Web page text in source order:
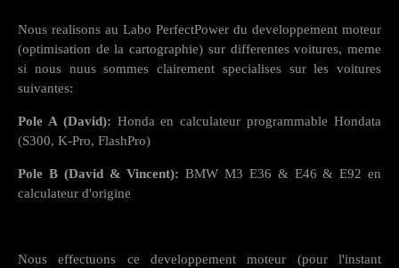
Nous realisons au Labo PerfectPower du developpement moteur
(optimisation de la cartographie) sur differentes voitures, meme
si nous nuus sommes clairement specialises sur les voitures
suivantes:
Pole A (David): Honda en calculateur programmable Hondata
(S300, K-Pro, FlashPro)
Pole B (David & Vincent): BMW M3 E36 & E46 & E92 en
calculateur d'origine
Nous effectuons ce developpement moteur (pour l'instant